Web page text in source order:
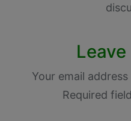
Your email
Required